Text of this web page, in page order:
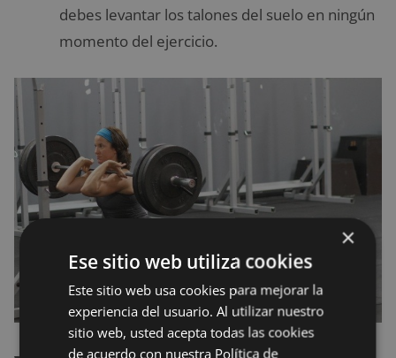
debes levantar los talones del suelo en ningún
momento del ejercicio.
×
Ese sitio web utiliza cookies
Este sitio web usa cookies para mejorar la
experiencia del usuario. Al utilizar nuestro
sitio web, usted acepta todas las cookies
de acuerdo con nuestra Política de